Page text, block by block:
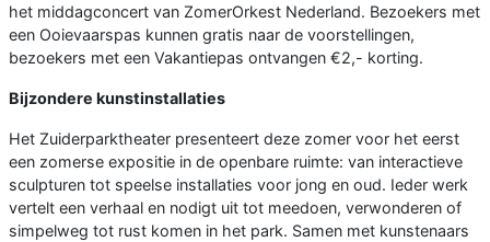
het middagconcert van ZomerOrkest Nederland. Bezoekers met
een Ooievaarspas kunnen gratis naar de voorstellingen,
bezoekers met een Vakantiepas ontvangen €2,- korting.
Bijzondere kunstinstallaties
Het Zuiderparktheater presenteert deze zomer voor het eerst
een zomerse expositie in de openbare ruimte: van interactieve
sculpturen tot speelse installaties voor jong en oud. Ieder werk
vertelt een verhaal en nodigt uit tot meedoen, verwonderen of
simpelweg tot rust komen in het park. Samen met kunstenaars